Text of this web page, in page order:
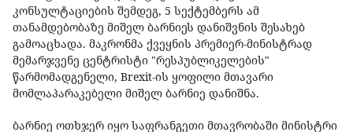
კონსულტაციების შემდეგ, 5 სექტემბერს ამ
თანამდებობაზე მიშელ ბარნიეს დანიშვნის შესახებ
გამოაცხადა. მაკრონმა ქვეყნის პრემიერ-მინისტრად
მემარჯვენე ცენტრისტი "რესპუბლიკელების"
წარმომადგენელი, Brexit-ის ყოფილი მთავარი
მომლაპარაკებელი მიშელ ბარნიე დანიშნა.
ბარნიე ოთხჯერ იყო საფრანგეთი მთავრობაში მინისტრი